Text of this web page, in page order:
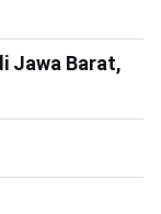
Jawa Barat,